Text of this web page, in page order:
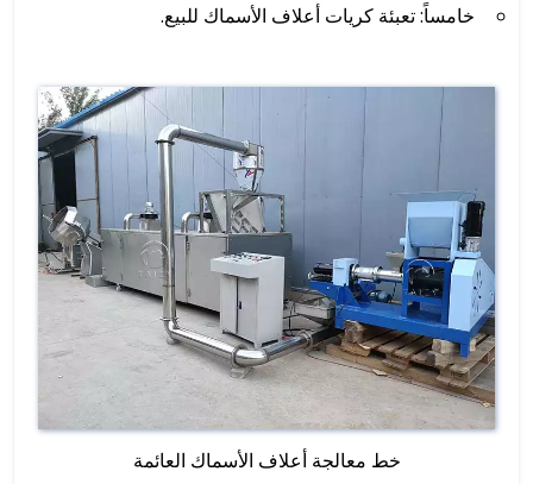
خامساً: تعبئة كريات أعلاف الأسماك للبيع.
خط معالجة أعلاف الأسماك العائمة